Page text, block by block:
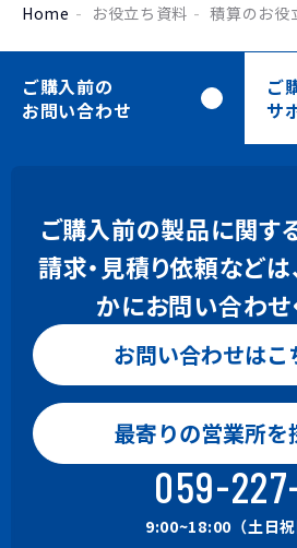
Home お役立ち資料 積算のお役
ご購入前の
お問い合わせ
ご購入前の製品に関す
請求・見積り依頼など
かにお問い合わせ
お問い合わせはこ
最寄りの営業所を
059-
9:00~18:00（土日祝
ご
サ
お問い合わせはこ
0120-
Gaia, BeingBudget,
9:00~18:00（土日
059-221-